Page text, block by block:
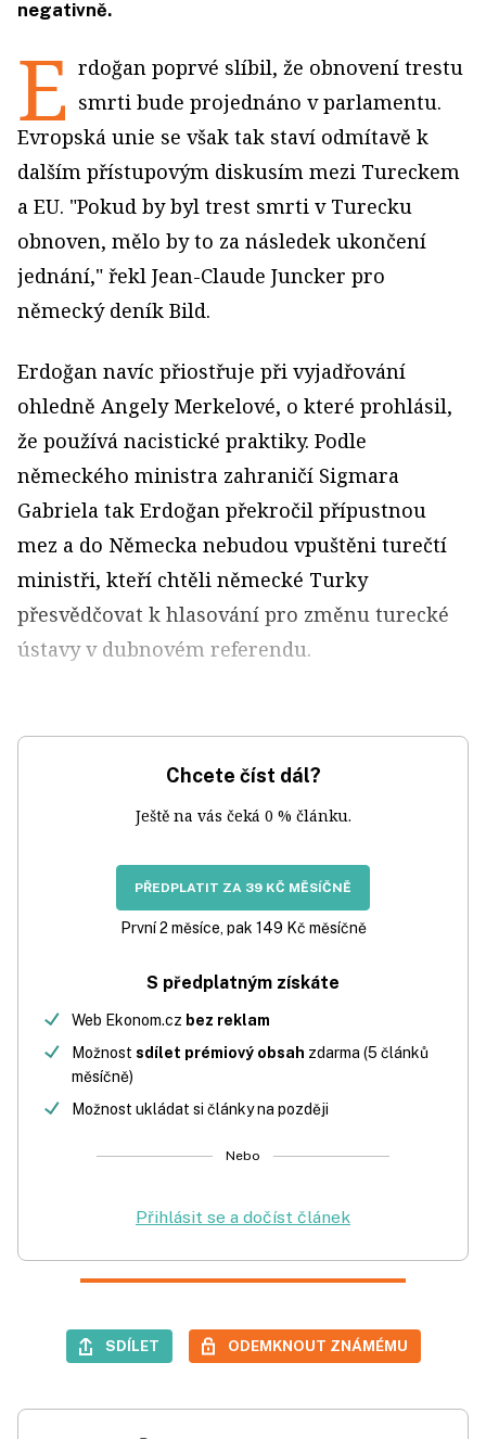
negativně.
E rdoğan poprvé slíbil, že obnovení trestu
smrti bude projednáno v parlamentu.
Evropská unie se však tak staví odmítavě k
dalším přístupovým diskusím mezi Tureckem
a EU. "Pokud by byl trest smrti v Turecku
obnoven, mělo by to za následek ukončení
jednání," řekl Jean-Claude Juncker pro
německý deník Bild.
Erdoğan navíc přiostřuje při vyjadřování
ohledně Angely Merkelové, o které prohlásil,
že používá nacistické praktiky. Podle
německého ministra zahraničí Sigmara
Gabriela tak Erdoğan překročil přípustnou
mez a do Německa nebudou vpuštěni turečtí
ministři, kteří chtěli německé Turky
přesvědčovat k hlasování pro změnu turecké
ústavy v dubnovém referendu.
Chcete číst dál?
Ještě na vás čeká 0 % článku.
PŘEDPLATIT ZA 39 KČ MĚSÍČNĚ
První 2 měsíce, pak 149 Kč měsíčně
S předplatným získáte
Web Ekonom.cz bez reklam
Možnost sdílet prémiový obsah zdarma (5 článků
měsíčně)
Možnost ukládat si články na později
Nebo
Přihlásit se a dočíst článek
SDÍLET ODEMKNOUT ZNÁMÉMU